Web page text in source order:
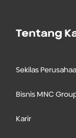
Tentang
Sekilas
Bisnis MNC
Karir